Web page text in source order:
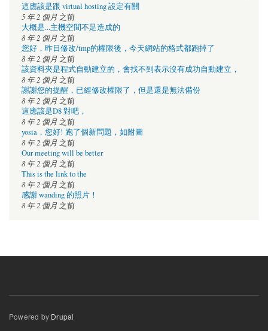
這應該是跟 virtual hosting 設定有關
5 年 2 個月 之前
大概是...主機空間不足造成的
8 年 2 個月 之前
您好，昨日修改/tmp的權限後，今天網站的格式都跑掉了
8 年 2 個月 之前
該資料夾是程式自動建立的，會找不到表示沒有成功自動建立，
8 年 2 個月 之前
謝謝您的提醒，已經修改權限了，但是還是無法備份
8 年 2 個月 之前
這應該是D8 對吧，
8 年 2 個月 之前
yosia，您好! 跑了個新問題，如附圖
8 年 2 個月 之前
Our meeting will be better
8 年 2 個月 之前
This is the link to the
8 年 2 個月 之前
感謝 wanding 的照片！
8 年 2 個月 之前
Powered by Drupal